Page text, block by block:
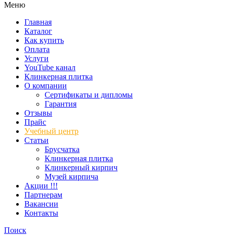
Меню
Главная
Каталог
Как купить
Оплата
Услуги
YouTube канал
Клинкерная плитка
О компании
Сертификаты и дипломы
Гарантия
Отзывы
Прайс
Учебный центр
Статьи
Брусчатка
Клинкерная плитка
Клинкерный кирпич
Музей кирпича
Акции !!!
Партнерам
Вакансии
Контакты
Поиск